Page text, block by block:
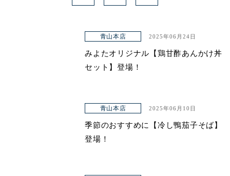
青山本店 2025年06月24日
みよたオリジナル【鶏甘酢あんかけ丼
セット】登場！
青山本店 2025年06月10日
季節のおすすめに【冷し鴨茄子そば】
登場！